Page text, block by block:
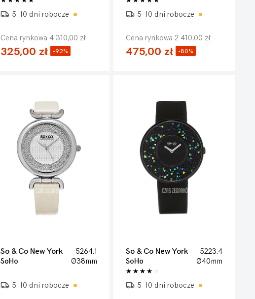
5-10 dni robocze
Cena rynkowa 4 310,00 zł
325,00 zł -92%
5-10 dni robocze
Cena rynkowa 2 410,00 zł
475,00 zł -80%
So & Co New York
5264.1
SoHo
Ø38mm
5-10 dni robocze
So & Co New York
5223.4
SoHo
Ø40mm
5-10 dni robocze